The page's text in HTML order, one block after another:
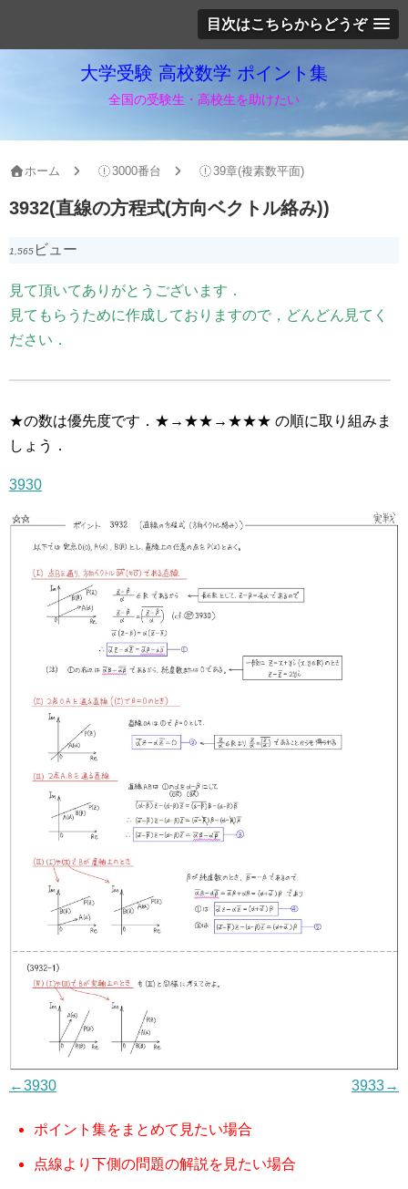
目次はこちらからどうぞ
大学受験 高校数学 ポイント集
全国の受験生・高校生を助けたい
ホーム 3000番台 39章(複素数平面)
3932(直線の方程式(方向ベクトル絡み))
1,565 ビュー
見て頂いてありがとうございます．
見てもらうために作成しておりますので，どんどん見てく
ださい．
★の数は優先度です．★→★★→★★★ の順に取り組みま
しょう．
3930
←3930 3933→
ポイント集をまとめて見たい場合
点線より下側の問題の解説を見たい場合